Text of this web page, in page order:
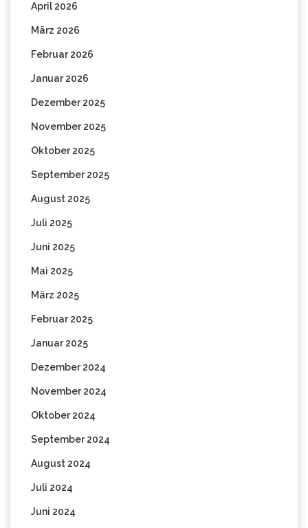
April 2026
März 2026
Februar 2026
Januar 2026
Dezember 2025
November 2025
Oktober 2025
September 2025
August 2025
Juli 2025
Juni 2025
Mai 2025
März 2025
Februar 2025
Januar 2025
Dezember 2024
November 2024
Oktober 2024
September 2024
August 2024
Juli 2024
Juni 2024